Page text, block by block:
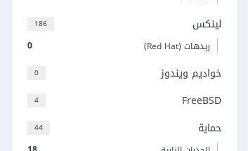
186 لينكس
0 ريدهات (Red Hat)
0 خواديم ويندوز
4 FreeBSD
44 حماية